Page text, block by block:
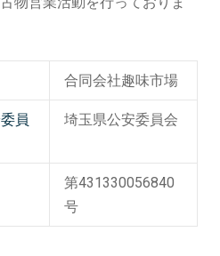
合同会社趣味市場
員
埼玉県公安委員会
第431330056840
号